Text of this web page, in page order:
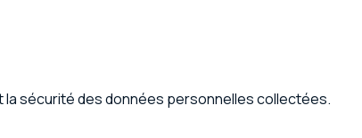
sécurité des données personnelles collectées.